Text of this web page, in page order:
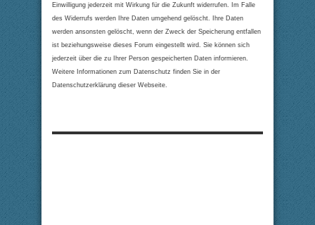
Einwilligung jederzeit mit Wirkung für die Zukunft widerrufen. Im Falle
des Widerrufs werden Ihre Daten umgehend gelöscht. Ihre Daten
werden ansonsten gelöscht, wenn der Zweck der Speicherung entfallen
ist beziehungsweise dieses Forum eingestellt wird. Sie können sich
jederzeit über die zu Ihrer Person gespeicherten Daten informieren.
Weitere Informationen zum Datenschutz finden Sie in der
Datenschutzerklärung dieser Webseite.